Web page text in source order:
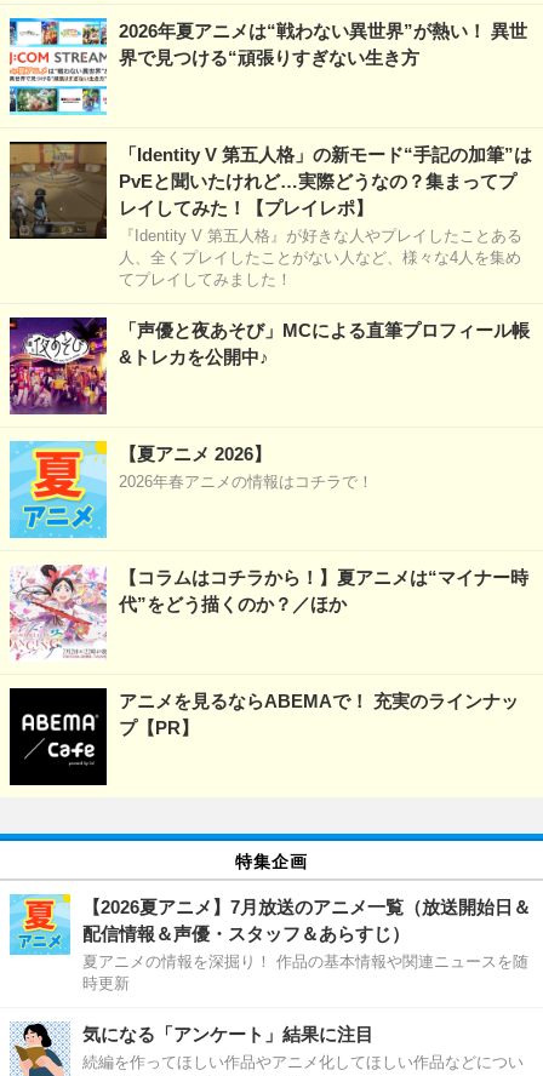
2026年夏アニメは“戦わない異世界”が熱い！ 異世
界で見つける“頑張りすぎない生き方
「Identity V 第五人格」の新モード“手記の加筆”は
PvEと聞いたけれど…実際どうなの？集まってプ
レイしてみた！【プレイレポ】
『Identity V 第五人格』が好きな人やプレイしたことある
人、全くプレイしたことがない人など、様々な4人を集め
てプレイしてみました！
「声優と夜あそび」MCによる直筆プロフィール帳
&トレカを公開中♪
【夏アニメ 2026】
2026年春アニメの情報はコチラで！
【コラムはコチラから！】夏アニメは“マイナー時
代”をどう描くのか？／ほか
アニメを見るならABEMAで！ 充実のラインナッ
プ【PR】
特集企画
【2026夏アニメ】7月放送のアニメ一覧（放送開始日＆
配信情報＆声優・スタッフ＆あらすじ）
夏アニメの情報を深掘り！ 作品の基本情報や関連ニュースを随
時更新
気になる「アンケート」結果に注目
続編を作ってほしい作品やアニメ化してほしい作品などについ